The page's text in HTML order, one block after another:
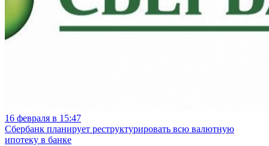
16 февраля в 15:47
Сбербанк планирует реструктурировать всю валютную
ипотеку в банке